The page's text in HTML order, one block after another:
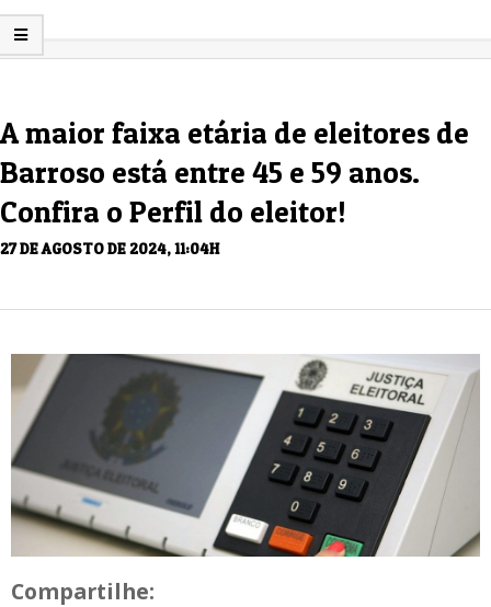
A maior faixa etária de eleitores de
Barroso está entre 45 e 59 anos.
Confira o Perfil do eleitor!
27 DE AGOSTO DE 2024, 11:04H
Compartilhe: